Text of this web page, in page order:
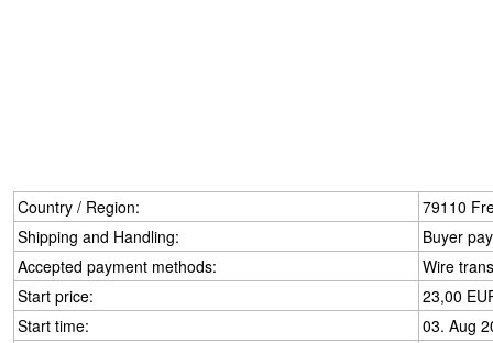
Country / Region:
79110
Shipping and Handling:
Buyer
Accepted payment methods:
Wire
Start price:
23,00
Start time:
03. Aug